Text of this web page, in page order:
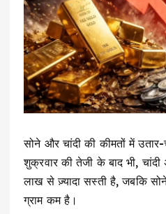
सोने और चांदी की कीमतों में
शुक्रवार की तेजी के बाद भी,
लाख से ज़्यादा सस्ती है, जबकि
ग्राम कम है।